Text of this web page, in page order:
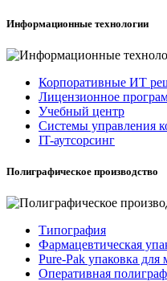
Информационные технологии
Корпоративные ИТ
Лицензионное
Учебный центр
Системы управления
IT-аутсорсинг
Полиграфическое производство
Типография
Фармацевтическая
Pure-Pak упаковка
Оперативная